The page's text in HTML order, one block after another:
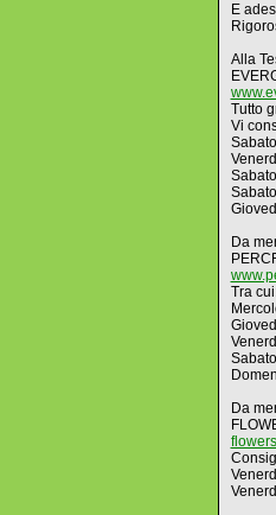
E
Alla
Tutto
Vi
Da
Tra
Da